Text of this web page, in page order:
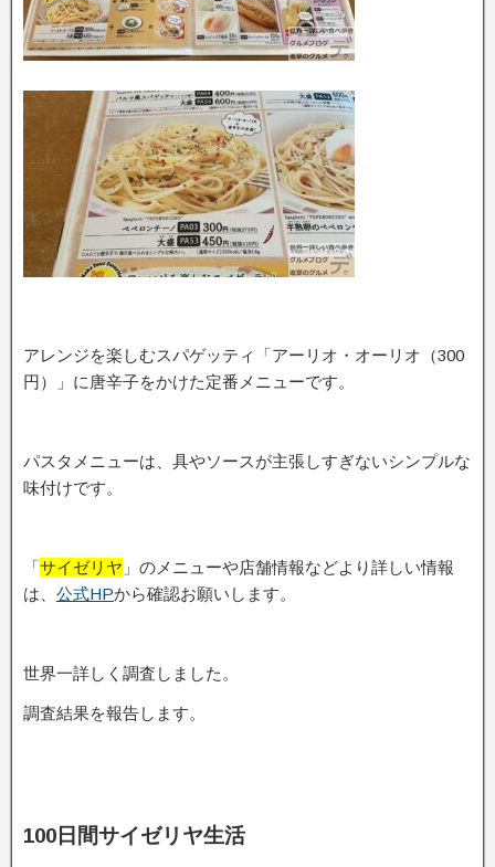
アレンジを楽しむスパゲッティ「アーリオ・オーリオ（300
円）」に唐辛子をかけた定番メニューです。
パスタメニューは、具やソースが主張しすぎないシンプルな
味付けです。
「サイゼリヤ 」のメニューや店舗情報などより詳しい情報
は、 公式HPから確認お願いします。
世界一詳しく調査しました。
調査結果を報告します。
100日間サイゼリヤ生活